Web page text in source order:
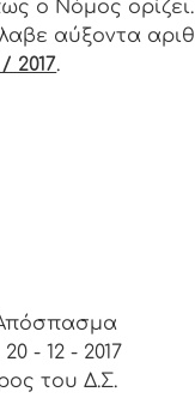
ο Νόμος ορίζει.
αύξοντα
2017.
- 12 - 2017
του Δ.Σ.